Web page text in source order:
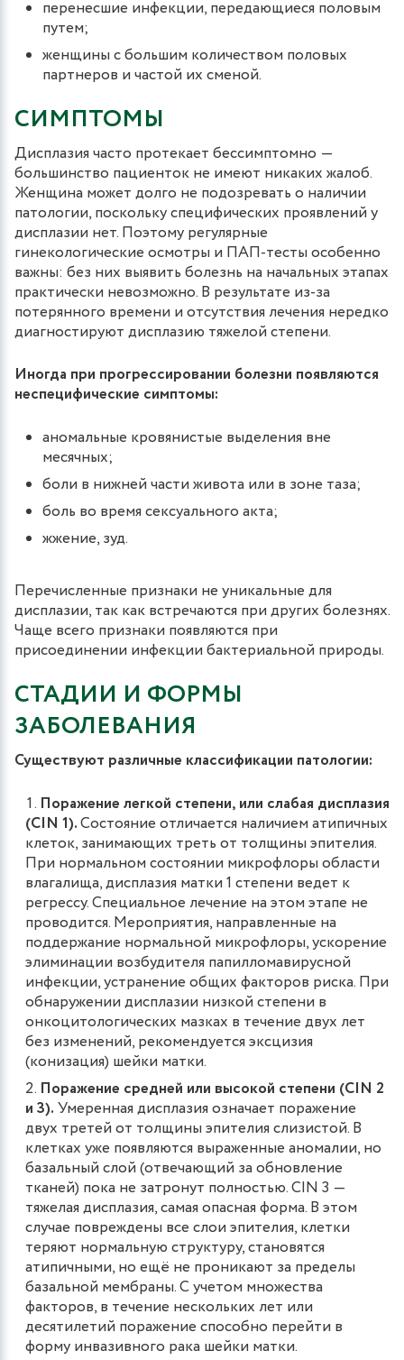
перенесшие инфекции, передающиеся половым
путем;
женщины с большим количеством половых
партнеров и частой их сменой.
СИМПТОМЫ
Дисплазия часто протекает бессимптомно ―
большинство пациенток не имеют никаких жалоб.
Женщина может долго не подозревать о наличии
патологии, поскольку специфических проявлений у
дисплазии нет. Поэтому регулярные
гинекологические осмотры и ПАП-тесты особенно
важны: без них выявить болезнь на начальных этапах
практически невозможно. В результате из-за
потерянного времени и отсутствия лечения нередко
диагностируют дисплазию тяжелой степени.
Иногда при прогрессировании болезни появляются
неспецифические симптомы:
аномальные кровянистые выделения вне
месячных;
боли в нижней части живота или в зоне таза;
боль во время сексуального акта;
жжение, зуд.
Перечисленные признаки не уникальные для
дисплазии, так как встречаются при других болезнях.
Чаще всего признаки появляются при
присоединении инфекции бактериальной природы.
СТАДИИ И ФОРМЫ
ЗАБОЛЕВАНИЯ
Существуют различные классификации патологии:
Поражение легкой степени, или слабая дисплазия
(CIN 1).Состояние отличается наличием атипичных
клеток, занимающих треть от толщины эпителия.
При нормальном состоянии микрофлоры области
влагалища, дисплазия матки 1 степени ведет к
регрессу. Специальное лечение на этом этапе не
проводится. Мероприятия, направленные на
поддержание нормальной микрофлоры, ускорение
элиминации возбудителя папилломавирусной
инфекции, устранение общих факторов риска. При
обнаружении дисплазии низкой степени в
онкоцитологических мазках в течение двух лет
без изменений, рекомендуется эксцизия
(конизация) шейки матки.
Поражение средней или высокой степени (CIN 2
и 3). Умеренная дисплазия означает поражение
двух третей от толщины эпителия слизистой. В
клетках уже появляются выраженные аномалии, но
базальный слой (отвечающий за обновление
тканей) пока не затронут полностью. CIN 3 ―
тяжелая дисплазия, самая опасная форма. В этом
случае повреждены все слои эпителия, клетки
теряют нормальную структуру, становятся
атипичными, но ещё не проникают за пределы
базальной мембраны. С учетом множества
факторов, в течение нескольких лет или
десятилетий поражение способно перейти в
форму инвазивного рака шейки матки.